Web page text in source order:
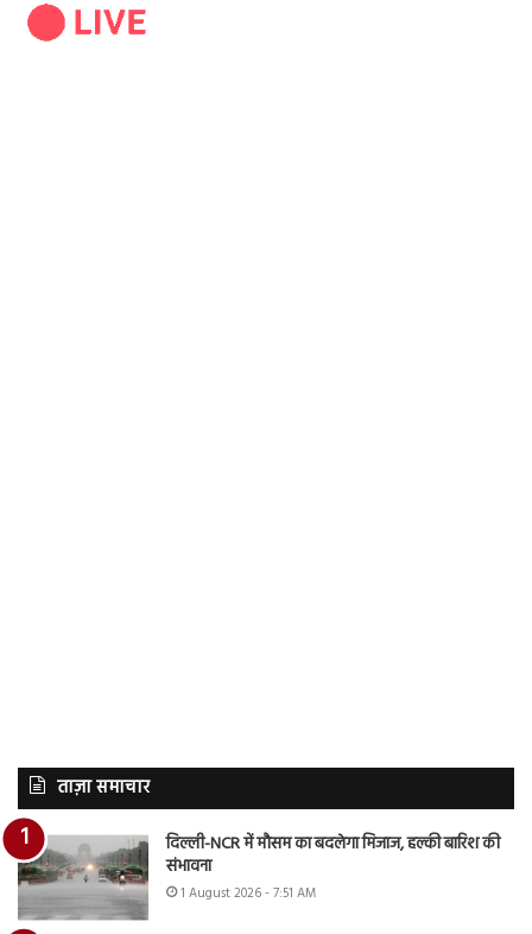
ताज़ा समाचार
दिल्ली-NCR में मौसम का बदलेगा मिजाज, हल्की बारिश की
संभावना
1 August 2026 - 7:51 AM